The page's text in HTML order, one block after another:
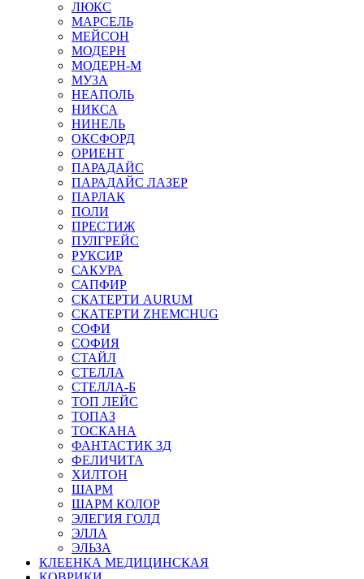
ЛЮКС
МАРСЕЛЬ
МЕЙСОН
МОДЕРН
МОДЕРН-М
МУЗА
НЕАПОЛЬ
НИКСА
НИНЕЛЬ
ОКСФОРД
ОРИЕНТ
ПАРАДАЙС
ПАРАДАЙС ЛАЗЕР
ПАРЛАК
ПОЛИ
ПРЕСТИЖ
ПУЛГРЕЙС
РУКСИР
САКУРА
САПФИР
СКАТЕРТИ AURUM
СКАТЕРТИ ZHEMCHUG
СОФИ
СОФИЯ
СТАЙЛ
СТЕЛЛА
СТЕЛЛА-Б
ТОП ЛЕЙС
ТОПАЗ
ТОСКАНА
ФАНТАСТИК 3Д
ФЕЛИЧИТА
ХИЛТОН
ШАРМ
ШАРМ КОЛОР
ЭЛЕГИЯ ГОЛД
ЭЛЛА
ЭЛЬЗА
КЛЕЕНКА МЕДИЦИНСКАЯ